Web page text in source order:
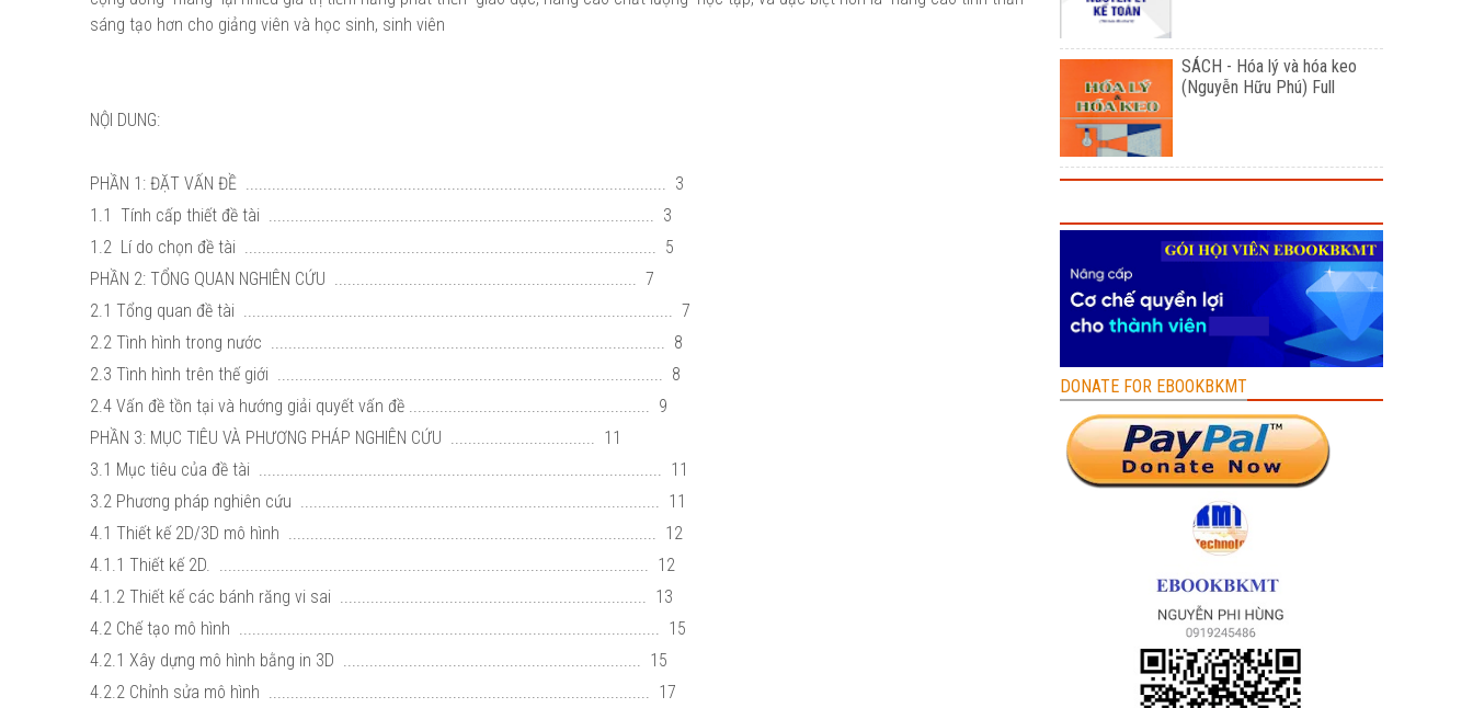
sáng tạo hơn cho giảng viên và học sinh, sinh viên
NỘI DUNG:
PHẦN 1: ĐẶT VẤN ĐỀ ................................................................................................ 3
1.1 Tính cấp thiết đề tài ........................................................................................ 3
1.2 Lí do chọn đề tài .............................................................................................. 5
PHẦN 2: TỔNG QUAN NGHIÊN CỨU ..................................................................... 7
2.1 Tổng quan đề tài .................................................................................................. 7
2.2 Tình hình trong nước .......................................................................................... 8
2.3 Tình hình trên thế giới ........................................................................................ 8
2.4 Vấn đề tồn tại và hướng giải quyết vấn đề ....................................................... 9
PHẦN 3: MỤC TIÊU VÀ PHƯƠNG PHÁP NGHIÊN CỨU ................................. 11
3.1 Mục tiêu của đề tài ............................................................................................ 11
3.2 Phương pháp nghiên cứu .................................................................................. 11
4.1 Thiết kế 2D/3D mô hình .................................................................................... 12
4.1.1 Thiết kế 2D. .................................................................................................. 12
4.1.2 Thiết kế các bánh răng vi sai ...................................................................... 13
4.2 Chế tạo mô hình ................................................................................................ 15
4.2.1 Xây dựng mô hình bằng in 3D .................................................................... 15
4.2.2 Chỉnh sửa mô hình ....................................................................................... 17
SÁCH - Hóa lý và hóa keo
(Nguyễn Hữu Phú) Full
DONATE FOR EBOOKBKMT